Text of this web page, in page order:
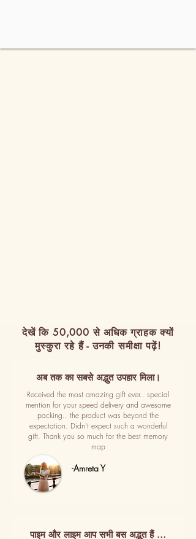
देखें कि 50,000 से अधिक ग्राहक क्यों
मुस्कुरा रहे हैं - उनकी समीक्षा पढ़ें!
अब तक का सबसे अद्भुत उपहार मिला।
Received the most amazing gift ever.. special
mention for your speed delivery and awesome
packing.. the product was beyond the
expectation. Didn't expect such a wonderful
gift. Thank you so much for the best memory
map
-Amreta Y
पाइम और लाइम आप सभी बस अद्भुत हैं ...